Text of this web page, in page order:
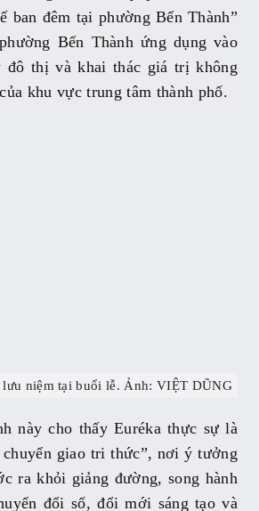
ban đêm tại phường Bến Thành”
Bến Thành ứng dụng vào
đô thị và khai thác giá trị không
khu vực trung tâm thành phố.
niệm tại buổi lễ. Ảnh: VIỆT DŨNG
này cho thấy Euréka thực sự là
chuyển giao tri thức”, nơi ý tưởng
ra khỏi giảng đường, song hành
đổi số, đổi mới sáng tạo và